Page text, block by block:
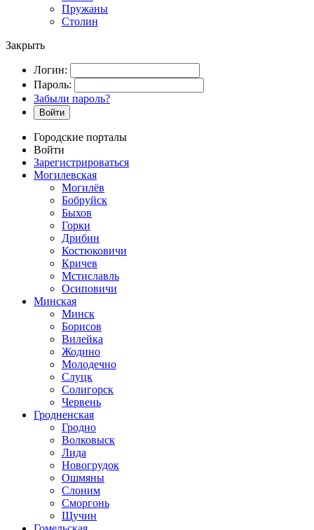
Пружаны
Столин
Закрыть
Логин:
Пароль:
Забыли пароль?
Войти
Городские порталы
Войти
Зарегистрироваться
Могилевская
Могилёв
Бобруйск
Быхов
Горки
Дрибин
Костюковичи
Кричев
Мстиславль
Осиповичи
Минская
Минск
Борисов
Вилейка
Жодино
Молодечно
Слуцк
Солигорск
Червень
Гродненская
Гродно
Волковыск
Лида
Новогрудок
Ошмяны
Слоним
Сморгонь
Щучин